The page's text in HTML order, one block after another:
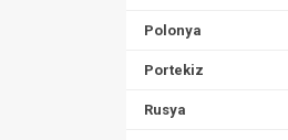
Polonya
Portekiz
Rusya